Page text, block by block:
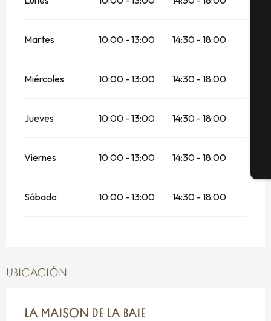
Martes 10:00 - 13:00 14:30 - 18:00
Miércoles 10:00 - 13:00 14:30 - 18:00
Jueves 10:00 - 13:00 14:30 - 18:00
Viernes 10:00 - 13:00 14:30 - 18:00
Sábado 10:00 - 13:00 14:30 - 18:00
UBICACIÓN
LA MAISON DE LA BAIE